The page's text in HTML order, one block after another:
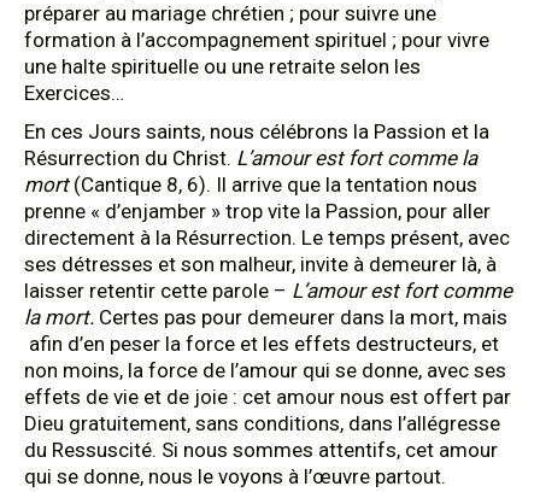
préparer au mariage chrétien ; pour suivre une
formation à l’accompagnement spirituel ; pour vivre
une halte spirituelle ou une retraite selon les
Exercices…
En ces Jours saints, nous célébrons la Passion et la
Résurrection du Christ. L’amour est fort comme la
mort (Cantique 8, 6). Il arrive que la tentation nous
prenne « d’enjamber » trop vite la Passion, pour aller
directement à la Résurrection. Le temps présent, avec
ses détresses et son malheur, invite à demeurer là, à
laisser retentir cette parole – L’amour est fort comme
la mort. Certes pas pour demeurer dans la mort, mais
afin d’en peser la force et les effets destructeurs, et
non moins, la force de l’amour qui se donne, avec ses
effets de vie et de joie : cet amour nous est offert par
Dieu gratuitement, sans conditions, dans l’allégresse
du Ressuscité. Si nous sommes attentifs, cet amour
qui se donne, nous le voyons à l’œuvre partout.